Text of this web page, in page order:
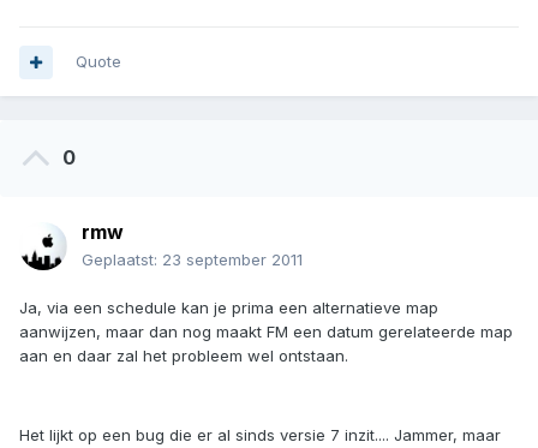
Quote
0
rmw
Geplaatst: 23 september 2011
Ja, via een schedule kan je prima een alternatieve map
aanwijzen, maar dan nog maakt FM een datum gerelateerde map
aan en daar zal het probleem wel ontstaan.
Het lijkt op een bug die er al sinds versie 7 inzit.... Jammer, maar